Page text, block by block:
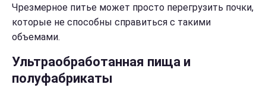
Чрезмерное питье может просто перегрузить почки,
которые не способны справиться с такими
объемами.
Ультраобработанная пища и
полуфабрикаты